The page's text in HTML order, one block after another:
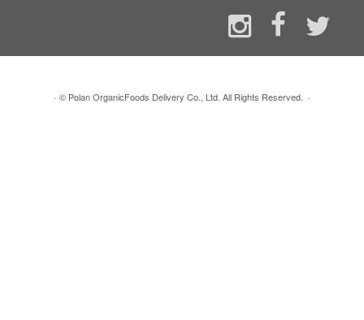
· © Polan OrganicFoods Delivery Co., Ltd. All Rights Reserved. ·